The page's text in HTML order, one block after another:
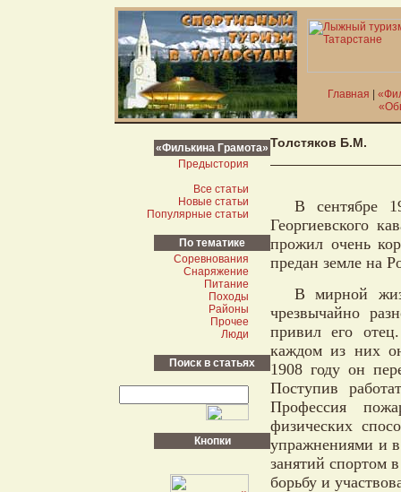
Главная
«Филькина Грамота»
Предыстория
Все статьи
Новые статьи
Популярные статьи
По тематике
Соревнования
Снаряжение
Питание
Походы
Районы
Прочее
Люди
Поиск в статьях
Кнопки
Толстяков Б.М.
В сентябре
Георгиевского
прожил очень
предан земле на
В мирной
чрезвычайно
привил его
каждом из них
1908 году он
Поступив
Профессия
физических
упражнениями и в
занятий спортом
борьбу и